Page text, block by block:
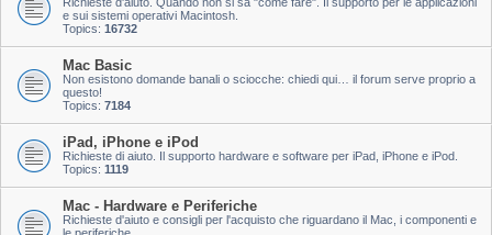
e sui sistemi operativi Macintosh.
Topics: 16732
Mac Basic
Non esistono domande banali o sciocche: chiedi qui… il forum serve proprio a
questo!
Topics: 7184
iPad, iPhone e iPod
Richieste di aiuto. Il supporto hardware e software per iPad, iPhone e iPod.
Topics: 1119
Mac - Hardware e Periferiche
Richieste d'aiuto e consigli per l'acquisto che riguardano il Mac, i componenti e